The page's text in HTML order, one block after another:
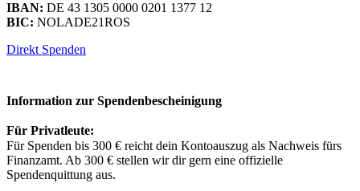
IBAN: DE 43 1305 0000 0201 1377 12
BIC: NOLADE21ROS
Direkt Spenden
Information zur Spendenbescheinigung
Für Privatleute:
Für Spenden bis 300 € reicht dein Kontoauszug als Nachweis fürs
Finanzamt. Ab 300 € stellen wir dir gern eine offizielle
Spendenquittung aus.